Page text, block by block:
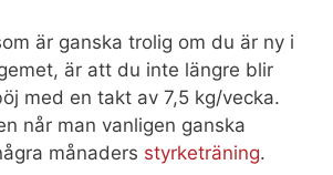
är ganska trolig om du är ny i
är att du inte längre blir
med en takt av 7,5 kg/vecka.
når man vanligen ganska
månaders styrketräning.